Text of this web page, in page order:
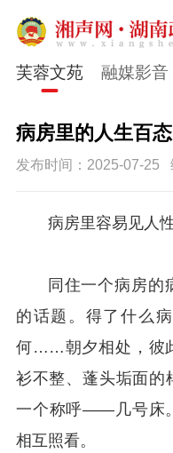
芙蓉文苑 融媒影音
病房里的人生百态
发布时间：2025-07-25
病房里容易见人性
同住一个病房的
的话题。得了什么
何……朝夕相处，彼
衫不整、蓬头垢面的
一个称呼——几号床
相互照看。